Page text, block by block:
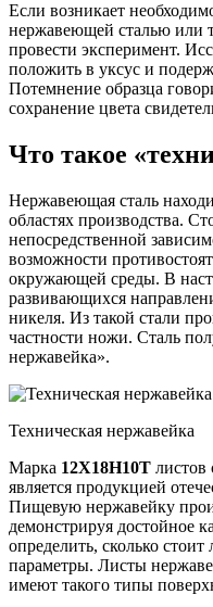
Если возникает
нержавеющей сталью или
провести эксперимент.
положить в уксус и
Потемнение образца
сохранение цвета
Что такое
Нержавеющая сталь
областях производства.
непосредственной
возможности
окружающей среды. В
развивающихся
никеля. Из такой стали
частности ножи. Сталь
нержавейка».
Техническая нержавейка
Марка 12Х18Н10Т листов
является продукцией
Пищевую нержавейку
демонстрируя достойное
определить, сколько
параметры. Листы
имеют такого типы